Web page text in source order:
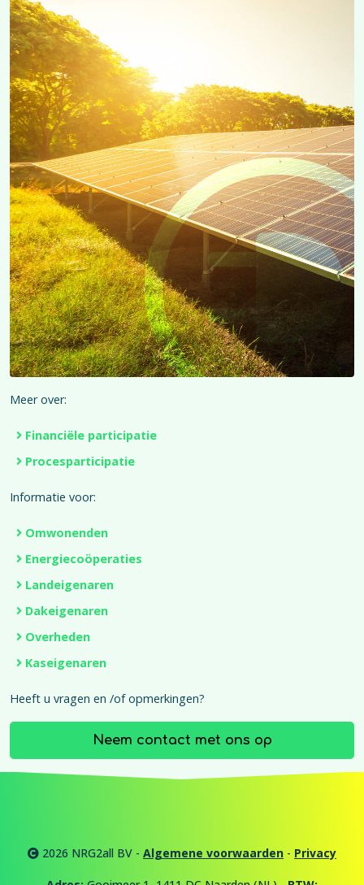
Meer over:
Financiële participatie
Procesparticipatie
Informatie voor:
Omwonenden
Energiecoöperaties
Landeigenaren
Dakeigenaren
Overheden
Kaseigenaren
Heeft u vragen en /of opmerkingen?
Neem contact met ons op
2026 NRG2all BV - Algemene voorwaarden - Privacy